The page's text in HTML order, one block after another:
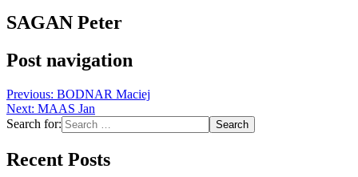
SAGAN Peter
Post navigation
Previous: BODNAR Maciej
Next: MAAS Jan
Search for:
Recent Posts